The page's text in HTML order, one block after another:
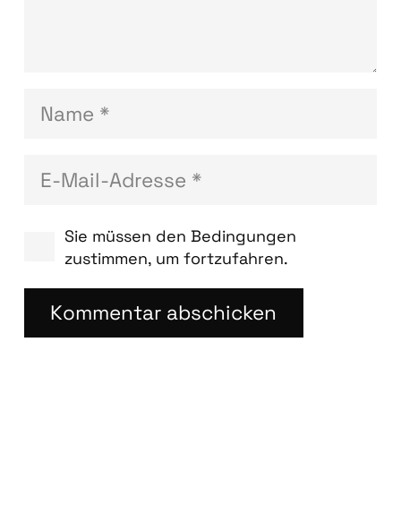
Sie müssen den Bedingungen
zustimmen, um fortzufahren.
Kommentar abschicken